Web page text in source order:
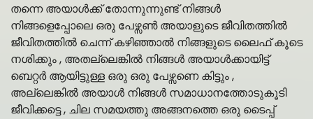
തന്നെ അയാൾക്ക് തോന്നുന്നുണ്ട് നിങ്ങൾ
നിങ്ങളെപ്പോലെ ഒരു പേഴ്സൺ അയാളുടെ ജീവിതത്തിൽ
ജീവിതത്തിൽ ചെന്ന് കഴിഞ്ഞാൽ നിങ്ങളുടെ ലൈഫ് കൂടെ
നശിക്കും , അതല്ലെങ്കിൽ നിങ്ങൾ അയാൾക്കായിട്ട്
ബെറ്റർ ആയിട്ടുള്ള ഒരു ഒരു പേഴ്സണെ കിട്ടും ,
അല്ലെങ്കിൽ അയാൾ നിങ്ങൾ സമാധാനത്തോടുകൂടി
ജീവിക്കട്ടെ , ചില സമയത്തു അങ്ങനത്തെ ഒരു ടൈപ്പ്